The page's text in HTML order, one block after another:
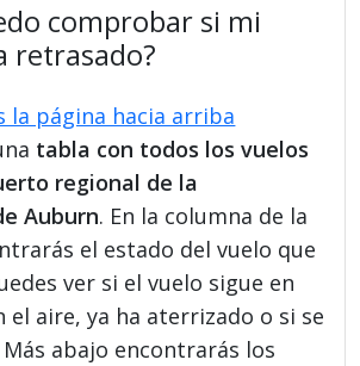
comprobar si mi
retrasado?
la página hacia arriba
tabla con todos los vuelos
regional de la
Auburn. En la columna de la
el estado del vuelo que
ver si el vuelo sigue en
el aire, ya ha aterrizado o si se
abajo encontrarás los